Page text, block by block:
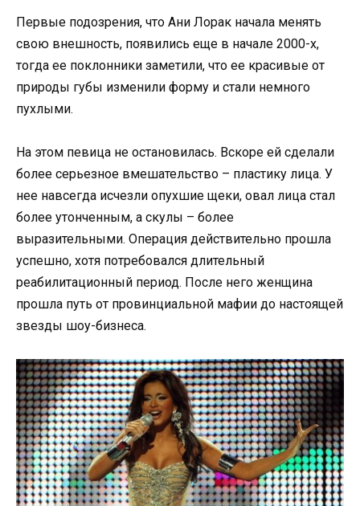
Первые подозрения, что Ани Лорак начала менять
свою внешность, появились еще в начале 2000-х,
тогда ее поклонники заметили, что ее красивые от
природы губы изменили форму и стали немного
пухлыми.
На этом певица не остановилась. Вскоре ей сделали
более серьезное вмешательство – пластику лица. У
нее навсегда исчезли опухшие щеки, овал лица стал
более утонченным, а скулы – более
выразительными. Операция действительно прошла
успешно, хотя потребовался длительный
реабилитационный период. После него женщина
прошла путь от провинциальной мафии до настоящей
звезды шоу-бизнеса.